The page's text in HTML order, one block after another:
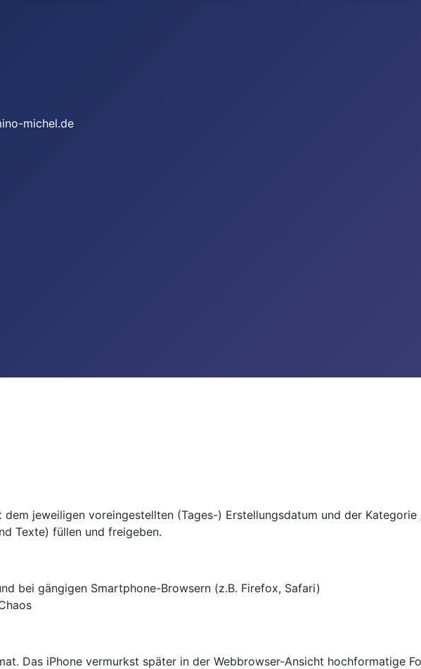
michel.de
jeweiligen voreingestellten (Tages-) Erstellungsdatum und der Kategorie
Texte) füllen und freigeben.
bei gängigen Smartphone-Browsern (z.B. Firefox, Safari)
Das iPhone vermurkst später in der Webbrowser-Ansicht hochformatige